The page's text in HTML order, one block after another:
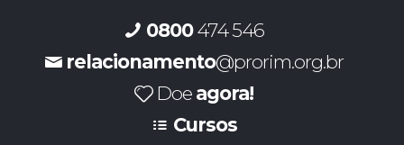
0800474 546
relacionamento@prorim.org.br
Doe agora!
Cursos